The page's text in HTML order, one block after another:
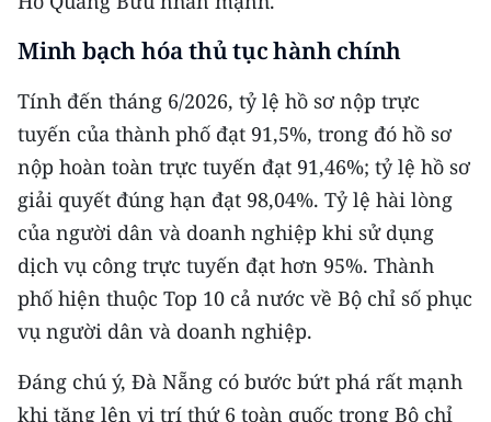
ENGLISH
中文
FRANÇAIS
РУССКИЙ
ESPAÑOL
한국어
Minh bạch hóa thủ tục hành chính
Tính đến tháng 6/2026, tỷ lệ hồ sơ nộp trực
tuyến của thành phố đạt 91,5%, trong đó hồ sơ
nộp hoàn toàn trực tuyến đạt 91,46%; tỷ lệ hồ sơ
giải quyết đúng hạn đạt 98,04%. Tỷ lệ hài lòng
của người dân và doanh nghiệp khi sử dụng
dịch vụ công trực tuyến đạt hơn 95%. Thành
phố hiện thuộc Top 10 cả nước về Bộ chỉ số phục
vụ người dân và doanh nghiệp.
Đáng chú ý, Đà Nẵng có bước bứt phá rất mạnh
khi tăng lên vị trí thứ 6 toàn quốc trong Bộ chỉ